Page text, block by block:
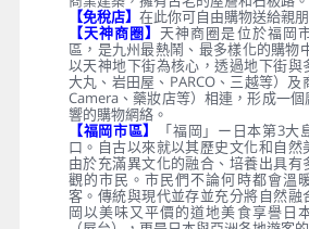
【免稅店】 在此你可自由購物送給親
【天神商圈】天神商圈是位於福岡
區，是九州最熱鬧、最多樣化的購物
以天神地下街為核心，透過地下街與
大丸、岩田屋、PARCO、三越等）
Camera、藥妝店等）相連，形成一
響的購物網絡。
【福岡市區】
「福岡」ー日本第3大
口。自古以來就以其歷史文化和自然
由於充滿異文化的融合、培養出具有
觀的市民。市民們不論何時都會溫
客。傳統與現代並存並充分將自然融
岡以美味又平價的道地美食享譽日